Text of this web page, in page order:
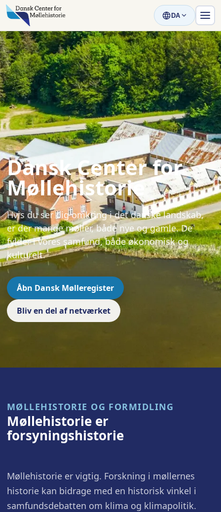
DA
Dansk Center for
Møllehistorie
Hvis du ser dig omkring i det danske landskab,
er der mange møller, både nye og gamle. De
fylder i vores samfund, både økonomisk og
kulturelt.
Åbn Dansk Mølleregister
Bliv en del af netværket
MØLLEHISTORIE OG FORMIDLING
Møllehistorie er
forsyningshistorie
Møllehistorie er vigtig. Forskning i møllernes
historie kan bidrage med en historisk vinkel i
samfundsdebatten om klima og klimapolitik.